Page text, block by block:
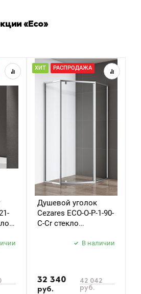
«Eco»
ХИТ РАСПРОДАЖА
Душевой уголок
Cezares ECO-O-P-1-90-
C-Cr стекло
В наличии
32 340
руб.
42 042
руб.